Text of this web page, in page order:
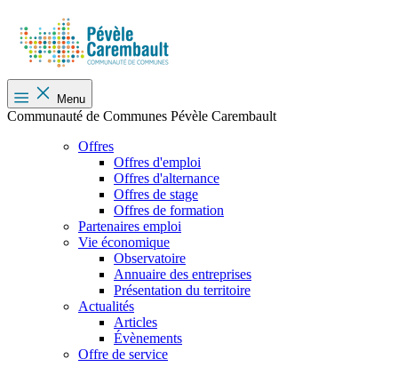
Menu
Communauté de Communes Pévèle Carembault
Offres
Offres d'emploi
Offres d'alternance
Offres de stage
Offres de formation
Partenaires emploi
Vie économique
Observatoire
Annuaire des entreprises
Présentation du territoire
Actualités
Articles
Évènements
Offre de service